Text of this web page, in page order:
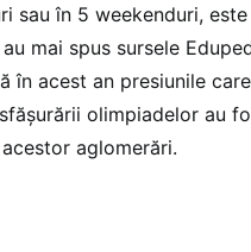
sau în 5 weekenduri,
mai spus sursele
în acest an presiunile
olimpiadelor au
aglomerări.